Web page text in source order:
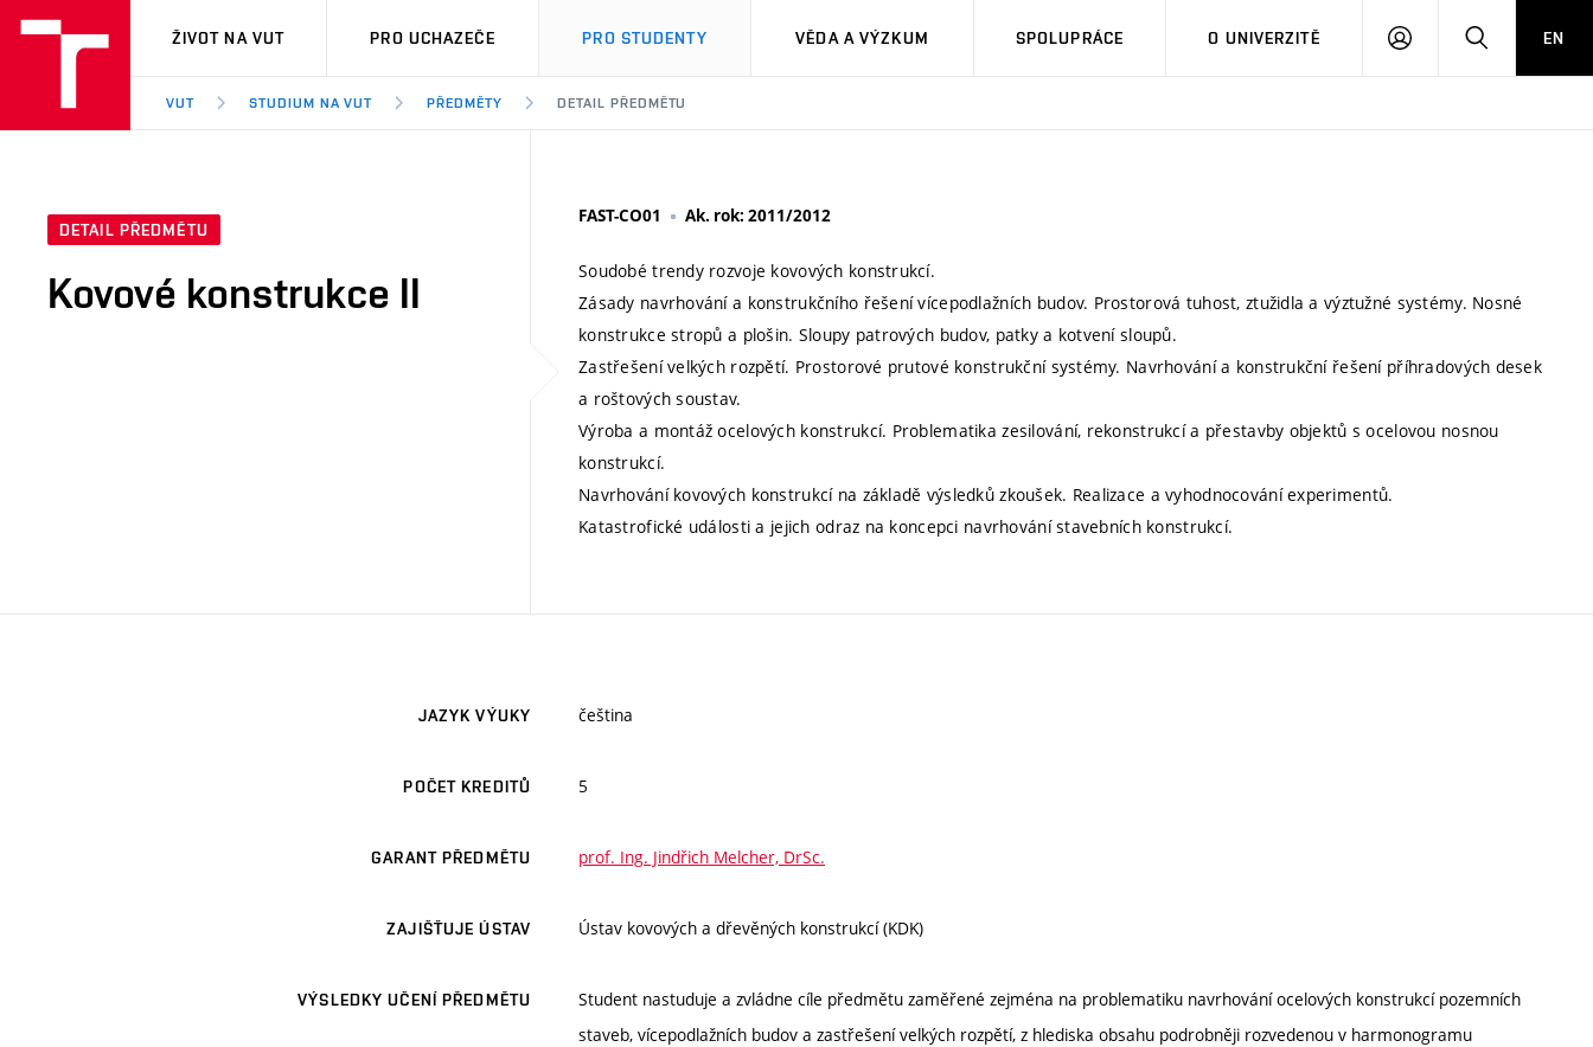
VUT
ŽIVOT NA VUT PRO UCHAZEČE PRO STUDENTY VĚDA A VÝZKUM SPOLUPRÁCE O UNIVERZITĚ
PŘIHLÁSIT HLEDATEN
VUT STUDIUM NA VUT PŘEDMĚTY DETAIL PŘEDMĚTU
DETAIL PŘEDMĚTU
Kovové konstrukce II
FAST-CO01 Ak. rok: 2011/2012
Soudobé trendy rozvoje kovových konstrukcí.
Zásady navrhování a konstrukčního řešení vícepodlažních budov. Prostorová tuhost, ztužidla a výztužné systémy. Nosné
konstrukce stropů a plošin. Sloupy patrových budov, patky a kotvení sloupů.
Zastřešení velkých rozpětí. Prostorové prutové konstrukční systémy. Navrhování a konstrukční řešení příhradových desek
a roštových soustav.
Výroba a montáž ocelových konstrukcí. Problematika zesilování, rekonstrukcí a přestavby objektů s ocelovou nosnou
konstrukcí.
Navrhování kovových konstrukcí na základě výsledků zkoušek. Realizace a vyhodnocování experimentů.
Katastrofické události a jejich odraz na koncepci navrhování stavebních konstrukcí.
JAZYK VÝUKY čeština
POČET KREDITŮ 5
GARANT PŘEDMĚTU prof. Ing. Jindřich Melcher, DrSc.
ZAJIŠŤUJE ÚSTAV Ústav kovových a dřevěných konstrukcí (KDK)
VÝSLEDKY UČENÍ PŘEDMĚTU
Student nastuduje a zvládne cíle předmětu zaměřené zejména na problematiku navrhování ocelových konstrukcí pozemních
staveb, vícepodlažních budov a zastřešení velkých rozpětí, z hlediska obsahu podrobněji rozvedenou v harmonogramu